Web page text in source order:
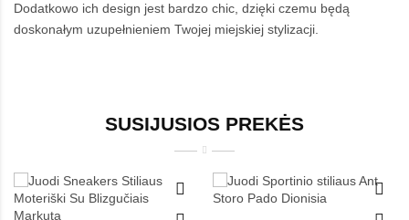
Dodatkowo ich design jest bardzo chic, dzięki czemu będą
doskonałym uzupełnieniem Twojej miejskiej stylizacji.
SUSIJUSIOS PREKĖS